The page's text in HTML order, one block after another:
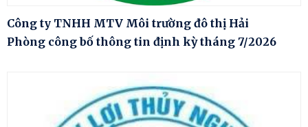
Công ty TNHH MTV Môi trường đô thị Hải
Phòng công bố thông tin định kỳ tháng 7/2026